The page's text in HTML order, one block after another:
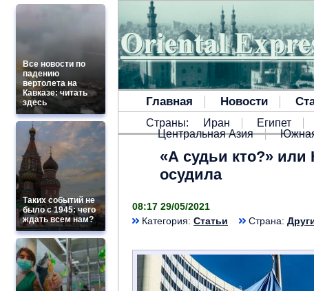
Все новости по
падению
вертолета на
Кавказе: читать
здесь
Таких событий не
было с 1945: чего
ждать всем нам?
Главная Новости
Страны: Иран Египет
Центральная Азия
«А судьи кто?»
осудила
08:17 29/05/2021
Категория: Статьи Страна: